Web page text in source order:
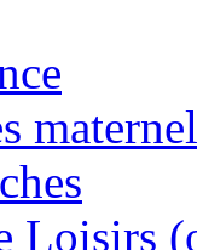
Loisirs